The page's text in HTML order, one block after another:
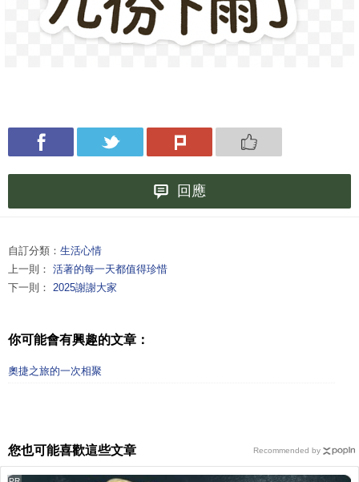
回應
自訂分類： 生活心情
上一則： 活著的每一天都值得珍惜
下一則： 2025謝謝大家
你可能會有興趣的文章：
奧捷之旅的一次相聚
您也可能喜歡這些文章 Recommended by